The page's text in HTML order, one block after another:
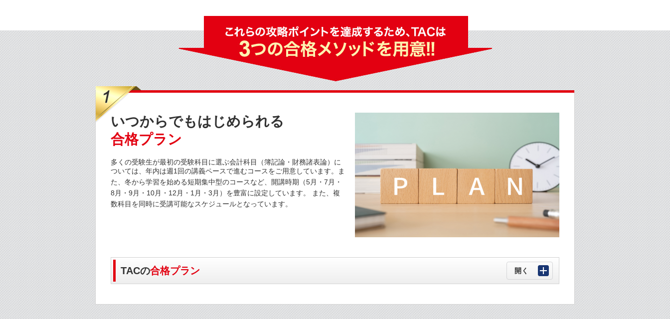
いつからでもはじめられる
合格プラン
多くの受験生が最初の受験科目に選ぶ会計科目（簿記論・財務諸表論）に
ついては、年内は週1回の講義ペースで進むコースをご用意しています。ま
た、冬から学習を始める短期集中型のコースなど、開講時期（5月・7月・
8月・9月・10月・12月・1月・3月）を豊富に設定しています。 また、複
数科目を同時に受講可能なスケジュールとなっています。
TACの合格プラン